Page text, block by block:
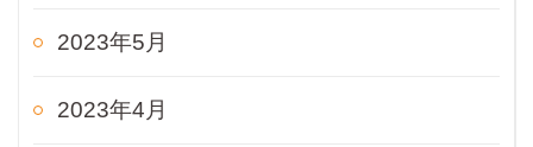
2023年5月
2023年4月